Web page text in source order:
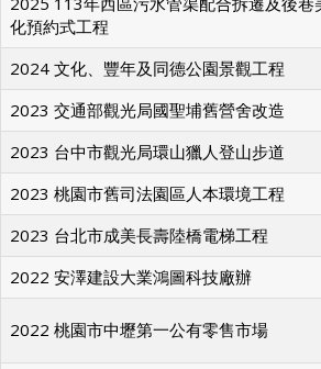
2025 113年西區污水管渠配合拆遷及後巷美
化預約式工程
2024 文化、豐年及同德公園景觀工程
2023 交通部觀光局國聖埔舊營舍改造
2023 台中市觀光局環山獵人登山步道
2023 桃園市舊司法園區人本環境工程
2023 台北市成美長壽陸橋電梯工程
2022 安澤建設大業鴻圖科技廠辦